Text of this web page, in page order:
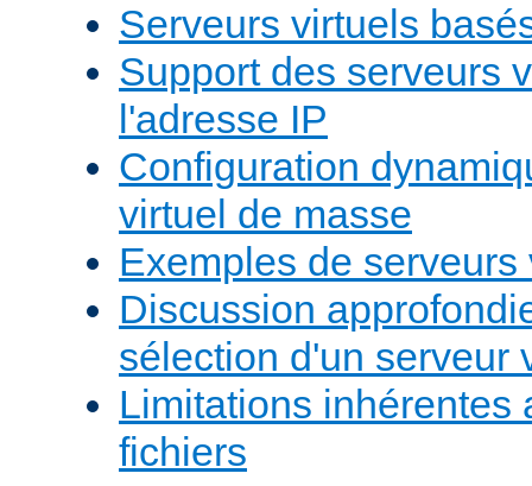
Serveurs virtuels
Support des serveurs
l'adresse IP
Configuration
virtuel de masse
Exemples de serveurs
Discussion
sélection d'un serveur
Limitations inhérentes
fichiers